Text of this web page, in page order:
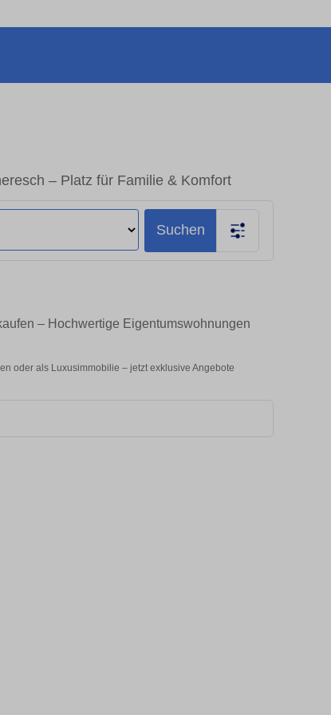
– Platz für Familie & Komfort
Suchen
– Hochwertige Eigentumswohnungen
oder als Luxusimmobilie – jetzt exklusive Angebote